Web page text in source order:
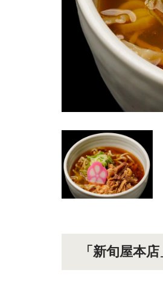
「新旬屋本